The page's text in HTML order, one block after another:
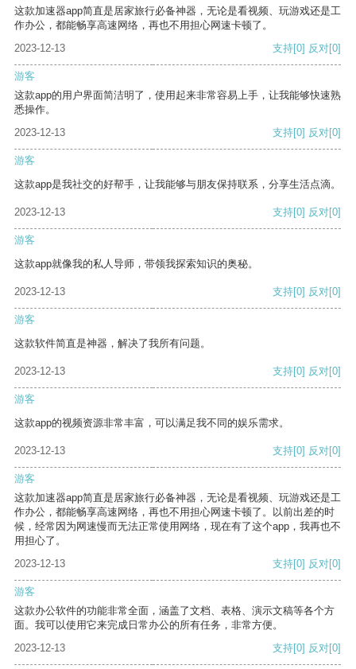
这款加速器app简直是居家旅行必备神器，无论是看视频、玩游戏还是工
作办公，都能畅享高速网络，再也不用担心网速卡顿了。
2023-12-13
支持[0] 反对[0]
游客
这款app的用户界面简洁明了，使用起来非常容易上手，让我能够快速熟
悉操作。
2023-12-13
支持[0] 反对[0]
游客
这款app是我社交的好帮手，让我能够与朋友保持联系，分享生活点滴。
2023-12-13 支持[0] 反对[0]
游客
这款app就像我的私人导师，带领我探索知识的奥秘。
2023-12-13 支持[0] 反对[0]
游客
这款软件简直是神器，解决了我所有问题。
2023-12-13 支持[0] 反对[0]
游客
这款app的视频资源非常丰富，可以满足我不同的娱乐需求。
2023-12-13 支持[0] 反对[0]
游客
这款加速器app简直是居家旅行必备神器，无论是看视频、玩游戏还是工
作办公，都能畅享高速网络，再也不用担心网速卡顿了。以前出差的时
候，经常因为网速慢而无法正常使用网络，现在有了这个app，我再也不
用担心了。
2023-12-13
支持[0] 反对[0]
游客
这款办公软件的功能非常全面，涵盖了文档、表格、演示文稿等各个方
面。我可以使用它来完成日常办公的所有任务，非常方便。
2023-12-13
支持[0] 反对[0]